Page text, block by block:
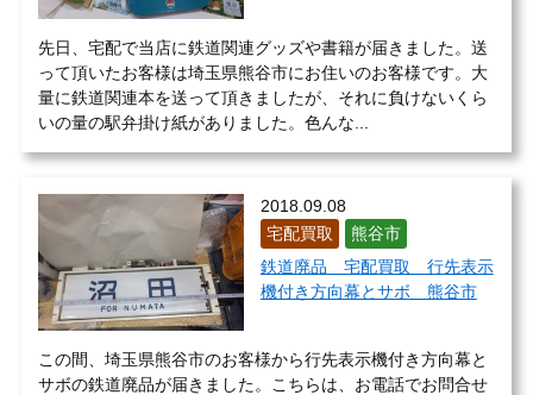
先日、宅配で当店に鉄道関連グッズや書籍が届きました。送
って頂いたお客様は埼玉県熊谷市にお住いのお客様です。大
量に鉄道関連本を送って頂きましたが、それに負けないくら
いの量の駅弁掛け紙がありました。色んな...
2018.09.08
宅配買取
熊谷市
鉄道廃品 宅配買取 行先表示
機付き方向幕とサボ 熊谷市
この間、埼玉県熊谷市のお客様から行先表示機付き方向幕と
サボの鉄道廃品が届きました。こちらは、お電話でお問合せ